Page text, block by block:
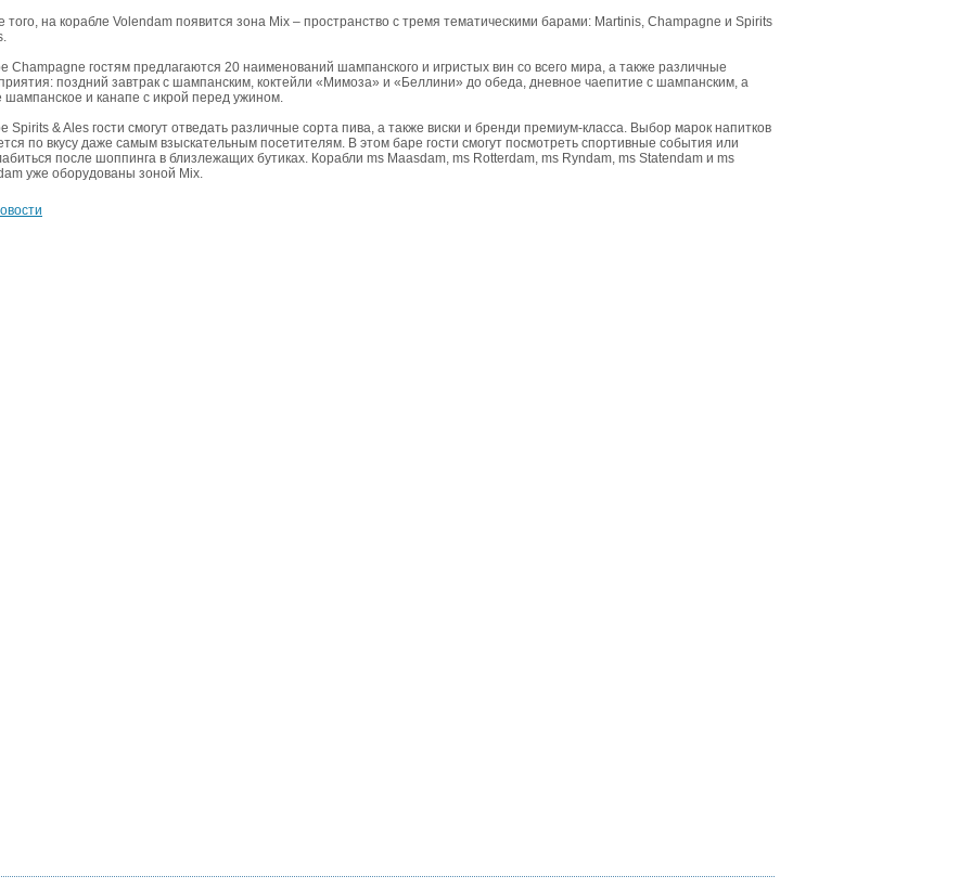
того, на корабле Volendam появится зона Mix – пространство с тремя тематическими барами: Martinis, Champagne и Spirits
Champagne гостям предлагаются 20 наименований шампанского и игристых вин со всего мира, а также различные
поздний завтрак с шампанским, коктейли «Мимоза» и «Беллини» до обеда, дневное чаепитие с шампанским, а
шампанское и канапе с икрой перед ужином.
Spirits & Ales гости смогут отведать различные сорта пива, а также виски и бренди премиум-класса. Выбор марок напитков
по вкусу даже самым взыскательным посетителям. В этом баре гости смогут посмотреть спортивные события или
после шоппинга в близлежащих бутиках. Корабли ms Maasdam, ms Rotterdam, ms Ryndam, ms Statendam и ms
уже оборудованы зоной Mix.